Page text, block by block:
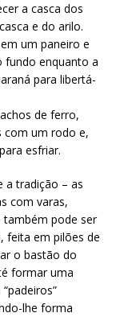
a casca dos
e do arilo.
um paneiro e
fundo enquanto a
para libertá-
de ferro,
com um rodo e,
esfriar.
a tradição – as
com varas,
também pode ser
feita em pilões de
o bastão do
formar uma
lhe forma